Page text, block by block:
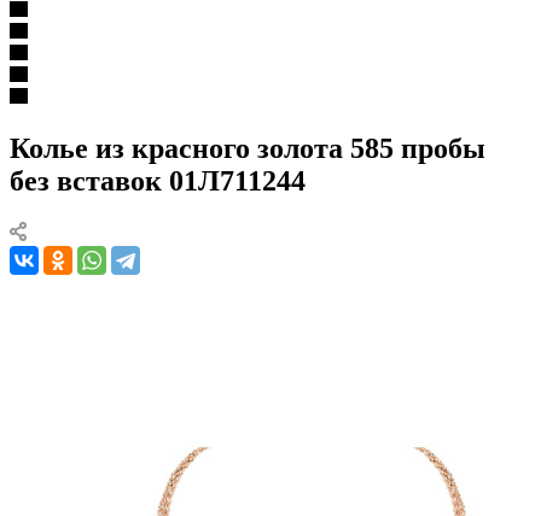
Колье из красного золота 585 пробы
без вставок 01Л711244